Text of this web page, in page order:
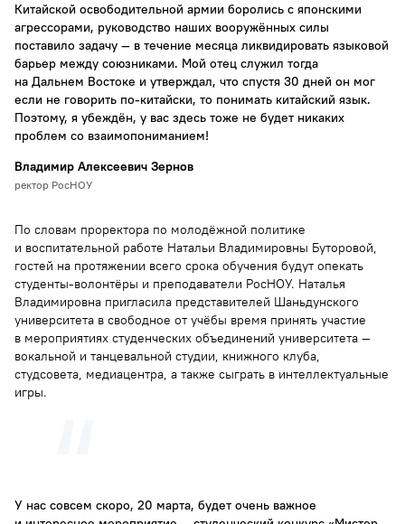
Китайской освободительной армии боролись с японскими
агрессорами, руководство наших вооружённых силы
поставило задачу — в течение месяца ликвидировать языковой
барьер между союзниками. Мой отец служил тогда
на Дальнем Востоке и утверждал, что спустя 30 дней он мог
если не говорить по-китайски, то понимать китайский язык.
Поэтому, я убеждён, у вас здесь тоже не будет никаких
проблем со взаимопониманием!
Владимир Алексеевич Зернов
ректор РосНОУ
По словам проректора по молодёжной политике
и воспитательной работе Натальи Владимировны Буторовой,
гостей на протяжении всего срока обучения будут опекать
студенты-волонтёры и преподаватели РосНОУ. Наталья
Владимировна пригласила представителей Шаньдунского
университета в свободное от учёбы время принять участие
в мероприятиях студенческих объединений университета —
вокальной и танцевальной студии, книжного клуба,
студсовета, медиацентра, а также сыграть в интеллектуальные
игры.
У нас совсем скоро, 20 марта, будет очень важное